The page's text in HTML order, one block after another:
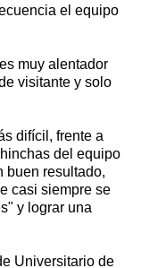
el equipo
muy alentador
visitante y solo
difícil, frente a
del equipo
buen resultado,
casi siempre se
y lograr una
Universitario de